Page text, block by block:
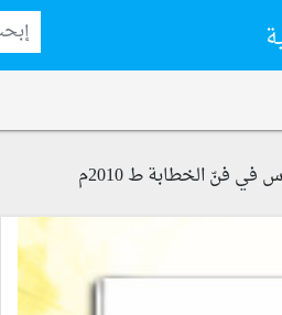
في فنّ الخطابة ط 2010م